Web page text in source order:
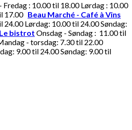
Fredag : 10.00 til 18.00 Lørdag : 10.00
17.00 Beau Marché - Café à Vins
24.00 Lørdag: 10.00 til 24.00 Søndag:
bistrot Onsdag - Søndag : 11.00 til
- torsdag: 7.30 til 22.00
9.00 til 24.00 Søndag: 9.00 til